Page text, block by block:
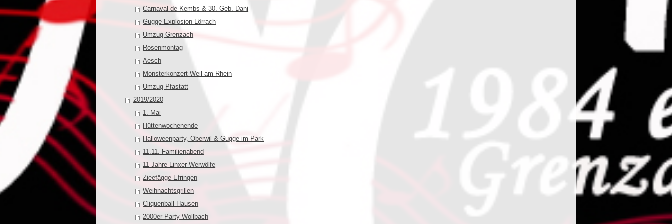
Carnaval de Kembs & 30. Geb. Dani
Gugge Explosion Lörrach
Umzug Grenzach
Rosenmontag
Aesch
Monsterkonzert Weil am Rhein
Umzug Pfastatt
2019/2020
1. Mai
Hüttenwochenende
Halloweenparty, Oberwil & Gugge im Park
11.11. Familienabend
11 Jahre Linxer Werwölfe
Zieefägge Efringen
Weihnachtsgrillen
Cliquenball Hausen
2000er Party Wollbach